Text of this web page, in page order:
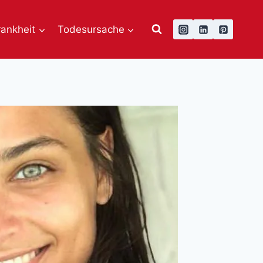
Todesursache